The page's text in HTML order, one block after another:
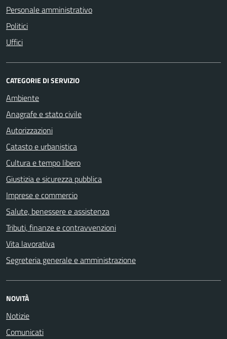
Personale amministrativo
Politici
Uffici
CATEGORIE DI SERVIZIO
Ambiente
Anagrafe e stato civile
Autorizzazioni
Catasto e urbanistica
Cultura e tempo libero
Giustizia e sicurezza pubblica
Imprese e commercio
Salute, benessere e assistenza
Tributi, finanze e contravvenzioni
Vita lavorativa
Segreteria generale e amministrazione
NOVITÀ
Notizie
Comunicati